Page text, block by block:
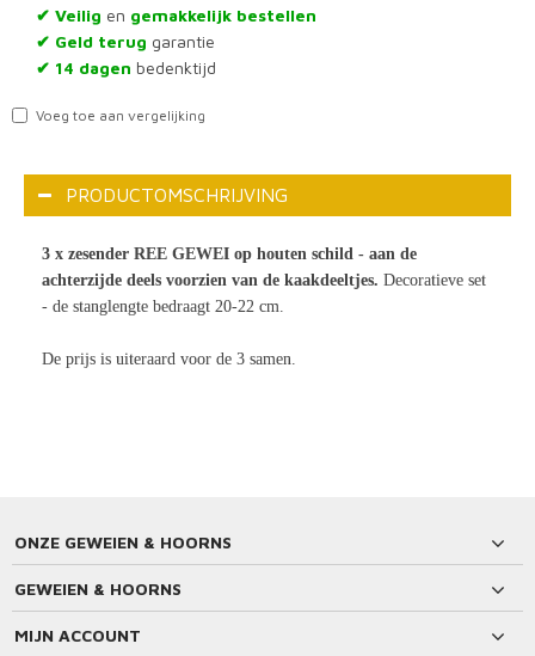
✔ Veilig en gemakkelijk bestellen
✔ Geld terug garantie
✔ 14 dagen bedenktijd
Voeg toe aan vergelijking
PRODUCTOMSCHRIJVING
3 x zesender REE GEWEI op houten schild - aan de
achterzijde deels voorzien van de kaakdeeltjes. Decoratieve set
- de stanglengte bedraagt 20-22 cm.
De prijs is uiteraard voor de 3 samen.
ONZE GEWEIEN & HOORNS
GEWEIEN & HOORNS
MIJN ACCOUNT